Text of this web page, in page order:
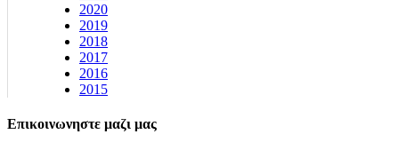
2020
2019
2018
2017
2016
2015
Επικοινωνηστε μαζι μας